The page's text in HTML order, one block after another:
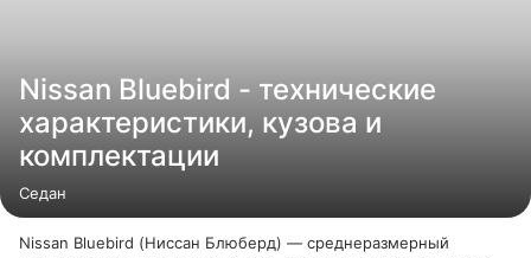
Nissan Bluebird - технические
характеристики, кузова и
комплектации
Седан
Nissan Bluebird (Ниссан Блюберд) — среднеразмерный